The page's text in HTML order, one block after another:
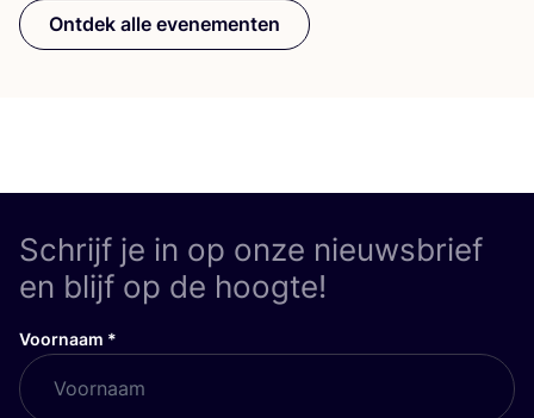
Ontdek alle evenementen
Schrijf je in op onze nieuwsbrief
en blijf op de hoogte!
Voornaam *